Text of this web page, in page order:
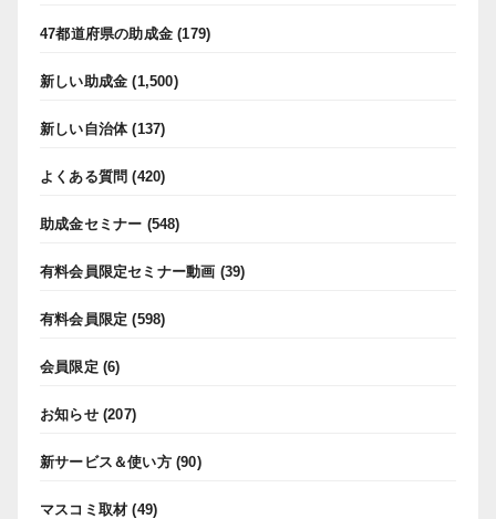
47都道府県の助成金 (179)
新しい助成金 (1,500)
新しい自治体(137)
よくある質問 (420)
助成金セミナー (548)
有料会員限定セミナー動画 (39)
有料会員限定 (598)
会員限定 (6)
お知らせ(207)
新サービス＆使い方(90)
マスコミ取材 (49)